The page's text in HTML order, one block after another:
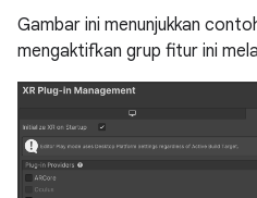
Gambar ini menunjukkan
mengaktifkan grup fitur ini